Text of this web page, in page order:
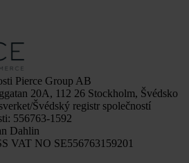
Pierce Group AB
20A, 112 26 Stockholm, Švédsko
Švédský registr společností
556763-1592
Dahlin
VAT NO SE556763159201